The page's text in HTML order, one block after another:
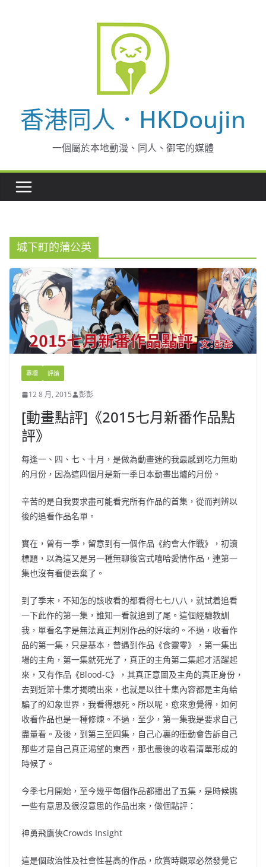
香港同人．HKDoujin
一個屬於本地動漫、同人、御宅的媒體
城下町的蒲公英
專欄 評論
12 8 月, 2015 彭彭
[動畫點評]《2015七月新番作品點
評》
每逢一、四、七、十月，是做為動畫迷的我最感到吃力無助
的月份，因為這四個月是新一季日本動畫出爐的月份。
辛苦的是自我要求盡可能看完所有作品的首集，從而判辨以
後的追看作品名單。
實在，曾有一季，留意到有一個作品《約會大作戰》，初讀
標題，以為這又是另一種無聊後宮式嘻哈愛情作品，連第一
集也沒有看便丟棄了。
到了季末，不知怎的該收看的都看得七七八八，就試着追看
一下此作的第一集，誰知一看就追到了尾。這個經驗教訓
我，單看名字是無法真正判別作品的好壞的。不過，收看作
品的第一集，只是基本，曾遇到作品《食靈零》，第一集出
場的主角，第一集就死光了，真正的主角第二集起才活躍起
來，又有作品《Blood-C》，其真正意圖及主角的真正身份，
去到近第十集才揭曉出來，也就是以往十集內容都是主角給
騙了的幻象世界，我看得想死。所以呢，愈來愈覺得，如何
收看作品也是一種修煉。不過，至少，第一集我是要求自己
盡量看。及後，到第三至四集，自己心裏的衝動會告訴自己
那些才是自己真正渴望的東西，那也最後的收看清單形成的
時候了。
今季七月開始，至今幾乎每個作品都播出了五集，是時候挑
一些有意思及很沒意思的作品出來，做個點評：
神勇飛鷹俠Crowds Insight
這是個政治性及社會性甚高的作品，欣賞時觀眾必然發覺它